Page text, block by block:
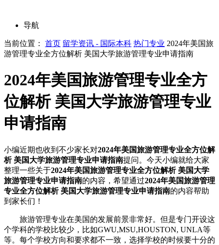
导航
当前位置： 首页 留学资讯 - 国际本科 热门专业 2024年美国旅
游管理专业全方位解析 美国大学旅游管理专业申请指南
2024年美国旅游管理专业全方
位解析 美国大学旅游管理专业
申请指南
小编近期也收到不少家长对2024年美国旅游管理专业全方位解
析 美国大学旅游管理专业申请指南提问。今天小编就给大家
整理一些关于2024年美国旅游管理专业全方位解析 美国大学
旅游管理专业申请指南的内容，希望通过2024年美国旅游管理
专业全方位解析 美国大学旅游管理专业申请指南的内容帮助
到家长们！
旅游管理专业在美国的发展前景非常好。但是专门开设这
个学科的学校比较少，比如GWU,MSU,HOUSTON, UNLA等
等。每个学校方向和要求都不一致，选择学校的时候要十分的